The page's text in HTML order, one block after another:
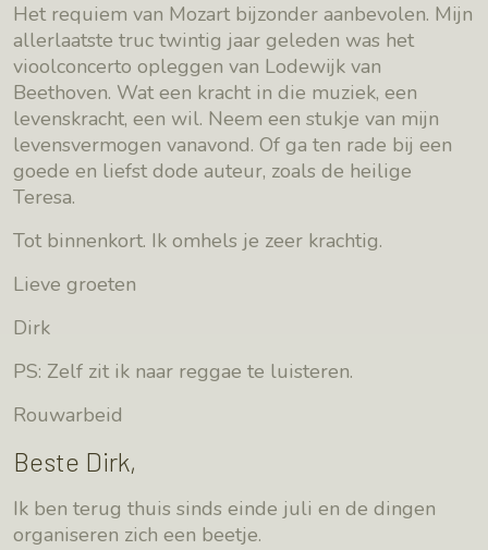
Het requiem van Mozart bijzonder aanbevolen. Mijn
allerlaatste truc twintig jaar geleden was het
vioolconcerto opleggen van Lodewijk van
Beethoven. Wat een kracht in die muziek, een
levenskracht, een wil. Neem een stukje van mijn
levensvermogen vanavond. Of ga ten rade bij een
goede en liefst dode auteur, zoals de heilige
Teresa.
Tot binnenkort. Ik omhels je zeer krachtig.
Lieve groeten
Dirk
PS: Zelf zit ik naar reggae te luisteren.
Rouwarbeid
Beste Dirk,
Ik ben terug thuis sinds einde juli en de dingen
organiseren zich een beetje.